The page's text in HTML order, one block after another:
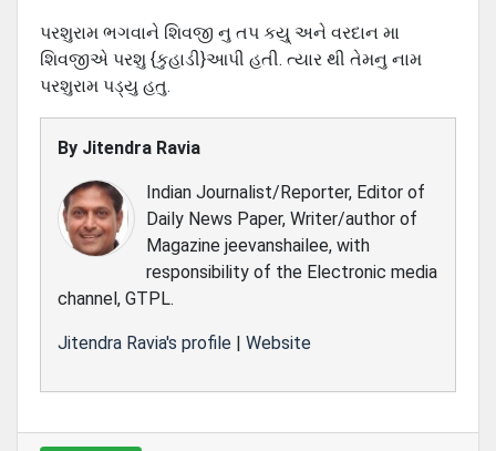
પરશુરામ ભગવાને શિવજી નુ તપ કયુ્ અને વરદાન મા
શિવજીએ પરશુ {કુહાડી}આપી હતી. ત્યાર થી તેમનુ નામ
પરશુરામ પડ્યુ હતુ.
By Jitendra Ravia
Indian Journalist/Reporter, Editor of
Daily News Paper, Writer/author of
Magazine jeevanshailee, with
responsibility of the Electronic media
channel, GTPL.
Jitendra Ravia's profile | Website